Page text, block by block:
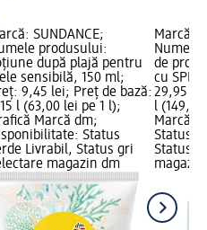
SUNDANCE;
produsului:
după plajă pentru
sensibilă, 150 ml;
9,45 lei; Preț de bază:
l (63,00 lei pe 1 l);
Marcă dm;
Status
Livrabil, Status gri
magazin dm
Marcă:
Numele
de
cu
29,95
l
Marcă
Status
Status